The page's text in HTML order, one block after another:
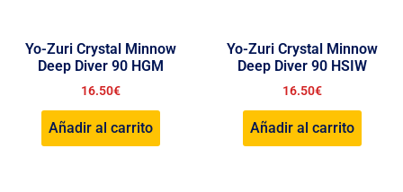
Yo-Zuri Crystal Minnow
Deep Diver 90 HGM
16.50€
Añadir al carrito
Yo-Zuri Crystal Minnow
Deep Diver 90 HSIW
16.50€
Añadir al carrito